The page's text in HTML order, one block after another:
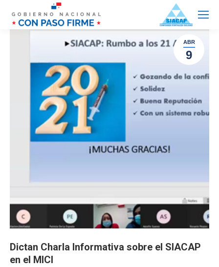
ABR
9
Dictan Charla Informativa sobre el SIACAP
en el MICI